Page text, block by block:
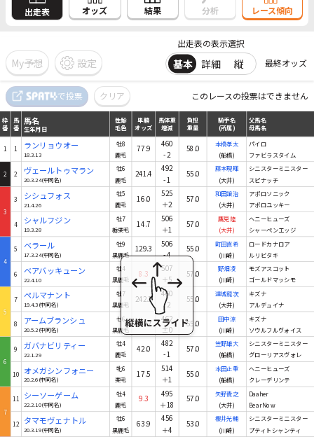
出走表 オッズ 結果 分析 レース傾向
で投票 クリア このレースの投票はできません
My予想 設定
出走表の表示選択
基本 詳細 縦 最終オッズ
枠
番
馬
番
馬名
性齢
毛色
負担
重量
騎手名
(所属)
父馬名
母馬名
枠
番
馬
番
馬名
生年月日
性齢
毛色
単勝
オッズ
馬体重
増減
負担
重量
騎手名
(所属)
父馬名
母馬名
1 1 ランリョウオー
18.3.13
牡8
鹿毛
77.9
460
-2
58.0
本橋孝太
(船橋)
パイロ
ファビラスタイム
2 2 ヴェールトゥマラン
20.3.24(中同名)
牡6
鹿毛
241.4
492
-1
55.0
藤本現暉
(大井)
シニスターミニスター
スピナッチ
3
3 シシュフォス
21.4.26
牡5
鹿毛
16.0
525
＋2
57.0
和田譲治
(大井)
アポロソニック
アポロユッキー
4 シャルフジン
19.3.28
牡7
栃栗毛
14.7
506
＋1
57.0
鷹見陸
(大井)
ヘニーヒューズ
シャーペンエッジ
4
5 ベラール
17.3.24(中同名)
牡9
黒鹿毛
129.3
506
-4
55.0
町田直希
(川崎)
ロードカナロア
ルリビタキ
6 ベアバッキューン
22.4.10
牡4
黒鹿毛
8.3
507
＋5
57.0
野畑凌
(川崎)
モズアスコット
ゴールドマッシモ
5
7 ペルマナント
19.4.3(中同名)
牡7
黒鹿毛
242.1
460
-2
55.0
達城龍次
(大井)
キズナ
アルデュイナ
8 アームブランシュ
20.5.2(中同名)
セ6
黒鹿毛
132.7
462
±0
55.0
田中涼
(川崎)
キズナ
ソウルフルヴォイス
6
9 ガバナビリティー
22.1.29
牡4
鹿毛
42.0
482
-1
57.0
笠野雄大
(船橋)
シニスターミニスター
グローリアスヴォレ
10 オメガシンフォニー
20.2.6(中同名)
牝6
栗毛
17.5
514
＋1
55.0
本田正重
(船橋)
ヘニーヒューズ
クレーデリンテ
7
11 シーソーゲーム
22.2.10(中同名)
牡4
鹿毛
9.3
495
＋18
57.0
矢野貴之
(大井)
Daaher
Bear Now
12 タマモヴェナトル
20.3.19(中同名)
牡6
黒鹿毛
63.9
456
＋4
53.0
櫻井光輔
(川崎)
シニスターミニスター
プティトシャンティ